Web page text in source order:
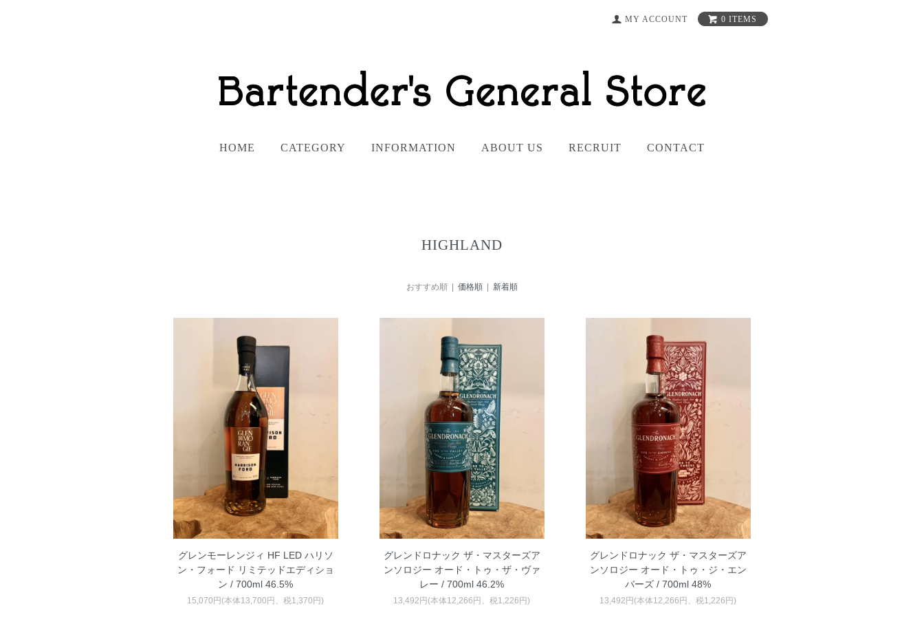
MY ACCOUNT 0 ITEMS
HOME CATEGORY INFORMATION ABOUT US RECRUIT CONTACT
HIGHLAND
おすすめ順 | 価格順 新着順
グレンモーレンジィ HF LED ハリソ
ン・フォード リミテッドエディショ
ン / 700ml 46.5%
15,070円(本体13,700円、税1,370円)
グレンドロナック ザ・マスターズア
ンソロジー オード・トゥ・ザ・ヴァ
レー / 700ml 46.2%
13,492円(本体12,266円、税1,226円)
グレンドロナック ザ・マスターズア
ンソロジー オード・トゥ・ジ・エン
バーズ / 700ml 48%
13,492円(本体12,266円、税1,226円)